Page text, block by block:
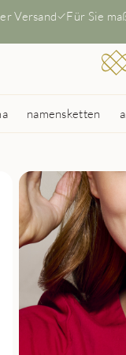
Versand Für Sie
namensketten